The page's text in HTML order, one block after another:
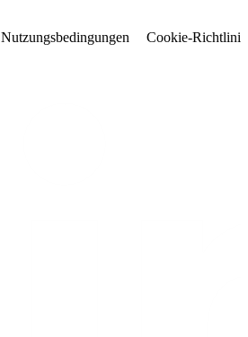
Nutzungsbedingungen Cookie-Richtlinie